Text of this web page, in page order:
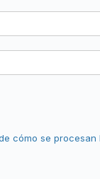
cómo se